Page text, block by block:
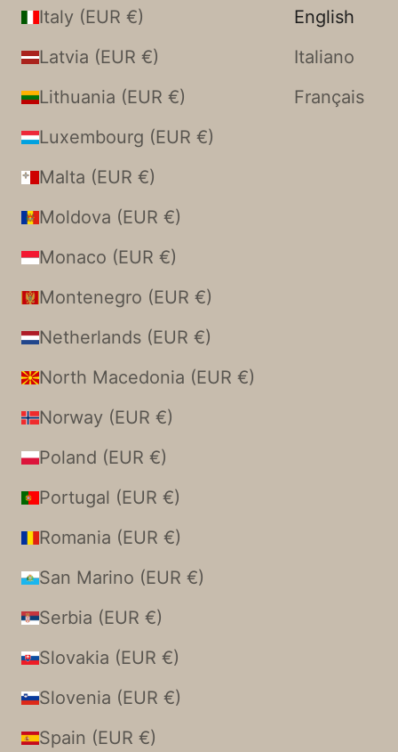
Italy (EUR €)
Latvia (EUR €)
Lithuania (EUR €)
Luxembourg (EUR €)
Malta (EUR €)
Moldova (EUR €)
Monaco (EUR €)
Montenegro (EUR €)
Netherlands (EUR €)
North Macedonia (EUR €)
Norway (EUR €)
Poland (EUR €)
Portugal (EUR €)
Romania (EUR €)
San Marino (EUR €)
Serbia (EUR €)
Slovakia (EUR €)
Slovenia (EUR €)
Spain (EUR €)
English
Italiano
Français